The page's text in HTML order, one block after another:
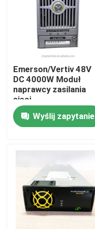
O nas
Wycieczka po
Kontrola jakości
Skontaktuj się z
zewnętrzna szafa
Emerson/Vertiv 48V
DC 4000W Moduł
naprawcy zasilania
sieci
telekomunikacyjnej
R48-4000e R48-4000
Wyślij zapytanie